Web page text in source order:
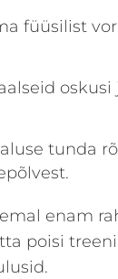
füüsilist
oskusi
tunda
enam
poisi